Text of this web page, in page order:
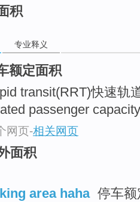
积
专业释义
额定面积
transit(RRT)快速轨
passenger
网页-相关网页
面积
area haha 停车